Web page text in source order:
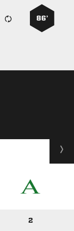
86’
2